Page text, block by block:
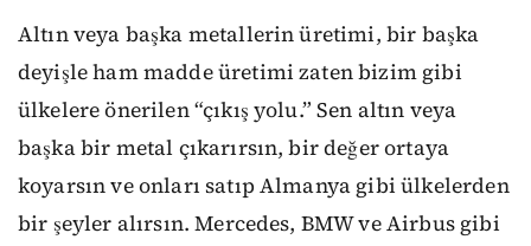
Altın veya başka metallerin üretimi, bir başka
deyişle ham madde üretimi zaten bizim gibi
ülkelere önerilen “çıkış yolu.” Sen altın veya
başka bir metal çıkarırsın, bir değer ortaya
koyarsın ve onları satıp Almanya gibi ülkelerden
bir şeyler alırsın. Mercedes, BMW ve Airbus gibi